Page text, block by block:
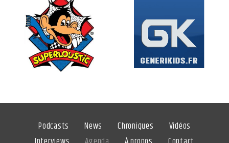
Podcasts News Chroniques
Vidéos